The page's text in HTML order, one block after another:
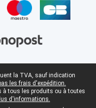
la TVA, sauf indication
les frais d'expédition.
à tous les produits ou à toutes
d'informations.